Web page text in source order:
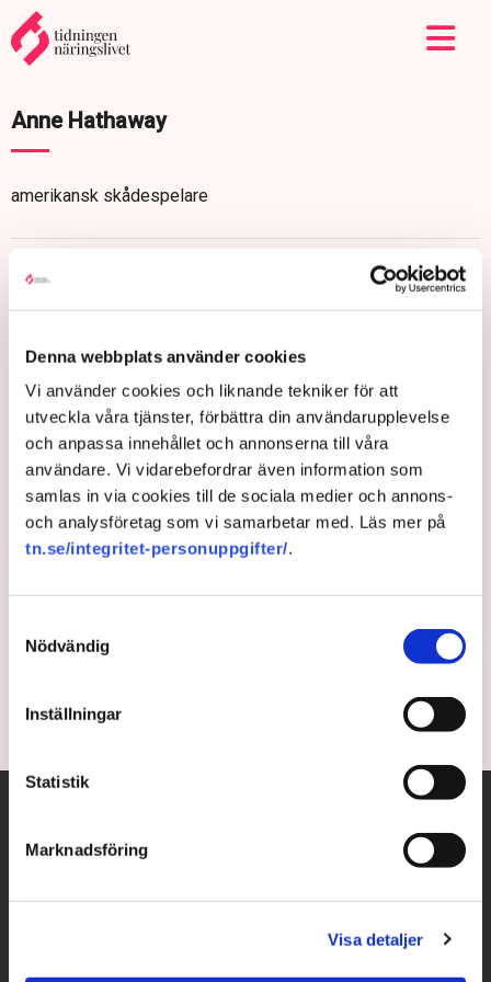
Denna webbplats använder cookies
Vi använder cookies och liknande tekniker för att
utveckla våra tjänster, förbättra din användarupplevelse
och anpassa innehållet och annonserna till våra
användare. Vi vidarebefordrar även information som
samlas in via cookies till de sociala medier och annons-
och analysföretag som vi samarbetar med. Läs mer på
tn.se/integritet-personuppgifter/.
Nödvändig
Inställningar
Statistik
Marknadsföring
Visa detaljer
Anne Hathaway
amerikansk skådespelare
Därför är Nvidia nu världens
Guldrushen fortsätter. AI-hajpen gör halvledarjätten
Nvidia till världens nu högst värderade börsbolag.
2 years ago |